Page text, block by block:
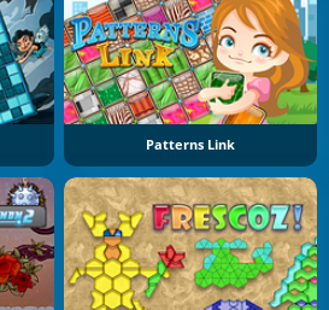
Patterns Link